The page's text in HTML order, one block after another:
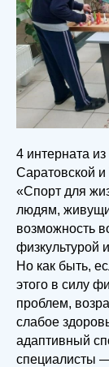
4 интерната
Саратовской
«Спорт для
людям,
возможность
физкультурой
Но как быть,
этого в силу
проблем,
слабое
адаптивный
специалисты